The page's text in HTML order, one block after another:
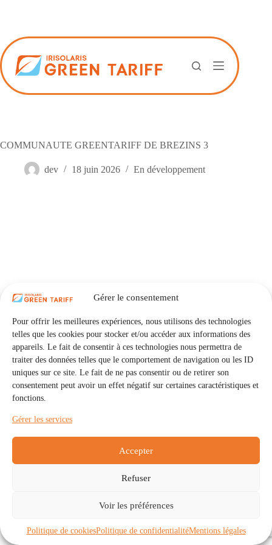
Gérer le consentement
Pour offrir les meilleures expériences, nous utilisons des technologies
telles que les cookies pour stocker et/ou accéder aux informations des
appareils. Le fait de consentir à ces technologies nous permettra de
traiter des données telles que le comportement de navigation ou les ID
uniques sur ce site. Le fait de ne pas consentir ou de retirer son
consentement peut avoir un effet négatif sur certaines caractéristiques et
fonctions.
Gérer les services
Accepter
Refuser
Voir les préférences
Politique de cookiesPolitique de confidentialitéMentions légales
COMMUNAUTE GREENTARIFF DE BREZINS 3
dev 18 juin 2026 En développement
Communautés
À propos
Politique de cookies (UE)